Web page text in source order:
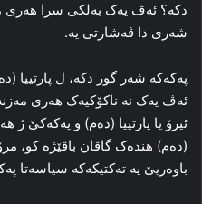
دکه‌؟ ئه‌ڤ یه‌ک به‌لکی سرا هه‌ری
شه‌ری دا ڤه‌شارتی یه‌.
پەکەکە شه‌ر گور دکه‌، ل پارتییا
ئه‌ڤ یه‌ک نه‌ ناکۆکیه‌ک هه‌ری
ئیرۆ یا پارتییا (ده‌م) و پەکەکێ
(ده‌م) هندەک گاڤان باڤێژه‌ کو،
باوه‌ریێ یه‌ ته‌کتیکه‌کە سیاسه‌تا